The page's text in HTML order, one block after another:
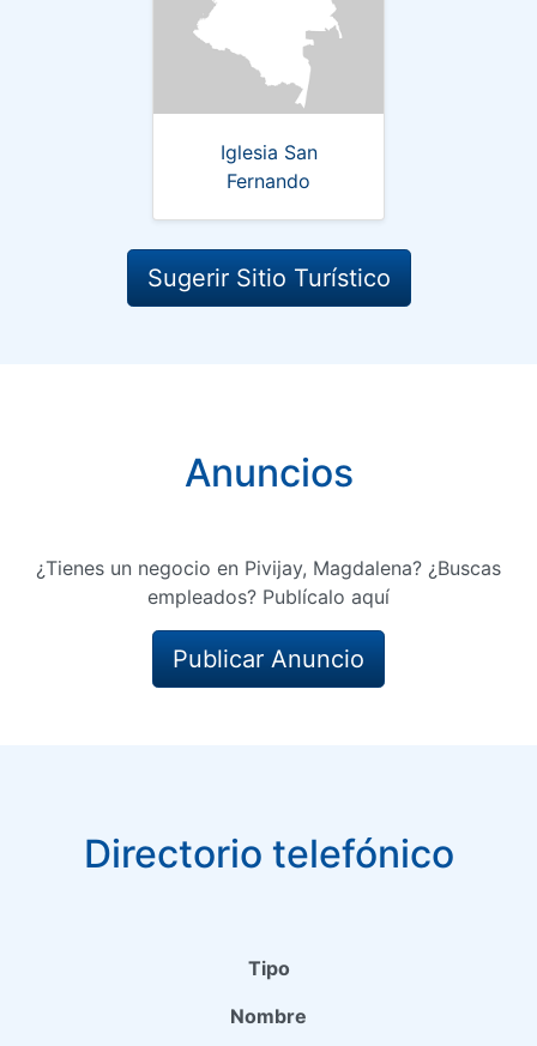
Iglesia San
Fernando
Sugerir Sitio Turístico
Anuncios
¿Tienes un negocio en Pivijay, Magdalena? ¿Buscas
empleados? Publícalo aquí
Publicar Anuncio
Directorio telefónico
Tipo
Nombre